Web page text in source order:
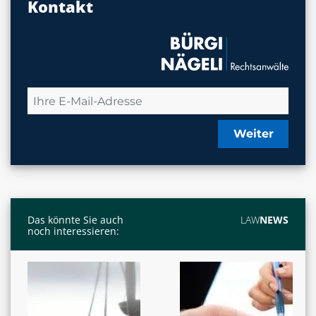
Kontakt
Weiter
Das könnte Sie auch
noch interessieren:
LAWNEWS